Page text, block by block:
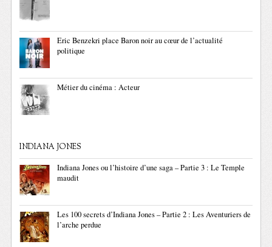
Eric Benzekri place Baron noir au cœur de l’actualité
politique
Métier du cinéma : Acteur
INDIANA JONES
Indiana Jones ou l’histoire d’une saga – Partie 3 : Le Temple
maudit
Les 100 secrets d’Indiana Jones – Partie 2 : Les Aventuriers de
l’arche perdue